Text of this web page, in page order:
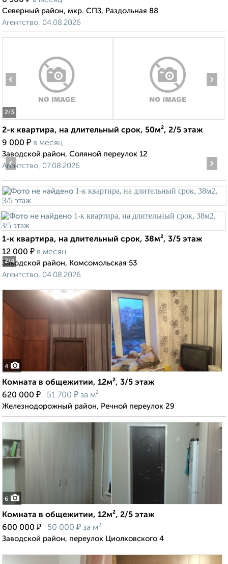
Северный район, мкр. СПЗ, Раздольная 88
Агентство, 04.08.2026
2/3
‹ ›
2-к квартира, на длительный срок, 50м², 2/5 этаж
9 000 ₽ в месяц
Заводской район, Соляной переулок 12
Агентство, 07.08.2026
2/4
‹ ›
1-к квартира, на длительный срок, 38м², 3/5 этаж
12 000 ₽ в месяц
Заводской район, Комсомольская 53
Агентство, 04.08.2026
4
Комната в общежитии, 12м², 3/5 этаж
620 000 ₽ 51 700 ₽ за м²
Железнодорожный район, Речной переулок 29
6
Комната в общежитии, 12м², 2/5 этаж
600 000 ₽ 50 000 ₽ за м²
Заводской район, переулок Циолковского 4